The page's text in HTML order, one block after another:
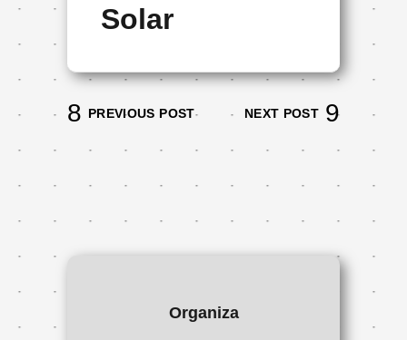
Solar
PREVIOUS POST NEXT POST
Organiza